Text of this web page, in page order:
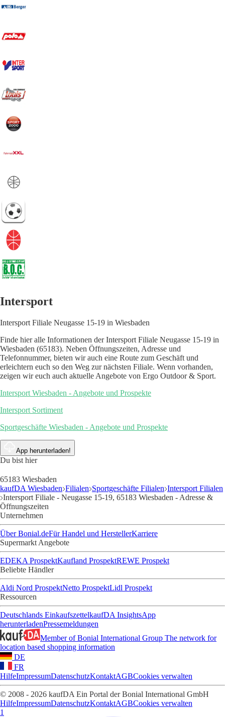
Intersport
Intersport Filiale Neugasse 15-19 in Wiesbaden
Finde hier alle Informationen der Intersport Filiale Neugasse 15-19 in
Wiesbaden (65183). Neben Öffnungszeiten, Adresse und
Telefonnummer, bieten wir auch eine Route zum Geschäft und
erleichtern euch so den Weg zur nächsten Filiale. Wenn vorhanden,
zeigen wir euch auch aktuelle Angebote von Ergo Outdoor & Sport.
Intersport Wiesbaden - Angebote und Prospekte
Intersport Sortiment
Sportgeschäfte Wiesbaden - Angebote und Prospekte
App herunterladen!
Du bist hier
65183 Wiesbaden
kaufDA Wiesbaden Filialen Sportgeschäfte Filialen Intersport Filialen
Intersport Filiale - Neugasse 15-19, 65183 Wiesbaden - Adresse &
Öffnungszeiten
Unternehmen
Über Bonial.deFür Handel und HerstellerKarriere
Supermarkt Angebote
EDEKA ProspektKaufland ProspektREWE Prospekt
Beliebte Händler
Aldi Nord ProspektNetto ProspektLidl Prospekt
Ressourcen
Deutschlands EinkaufszettelkaufDA InsightsApp
herunterladenPressemeldungen
Member of Bonial International Group The network for
location based shopping information
DE
FR
HilfeImpressumDatenschutzKontaktAGBCookies verwalten
© 2008 - 2026 kaufDA Ein Portal der Bonial International GmbH
HilfeImpressumDatenschutzKontaktAGBCookies verwalten
1